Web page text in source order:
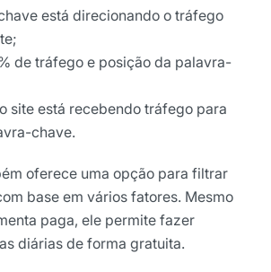
está direcionando o tráfego
de tráfego e posição da palavra-
site está recebendo tráfego para
chave.
oferece uma opção para filtrar
base em vários fatores. Mesmo
paga, ele permite fazer
diárias de forma gratuita.